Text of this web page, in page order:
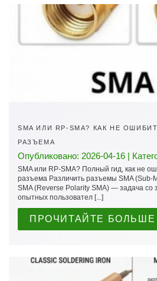
SMA ИЛИ RP-SMA? КАК НЕ
РАЗЪЕМА
Опубликовано: 2026-04-16 |
SMA или RP-SMA? Полный гид, как не
разъема Различить разъемы SMA (Sub-
SMA (Reverse Polarity SMA) — задача со
опытных пользовател [...]
ПРОЧИТАЙТЕ БОЛЬШЕ